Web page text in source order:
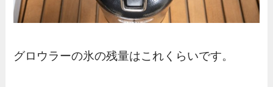
グロウラーの氷の残量はこれくらいです。